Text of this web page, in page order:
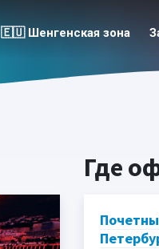
🇪🇺 Шенгенская зона
Где